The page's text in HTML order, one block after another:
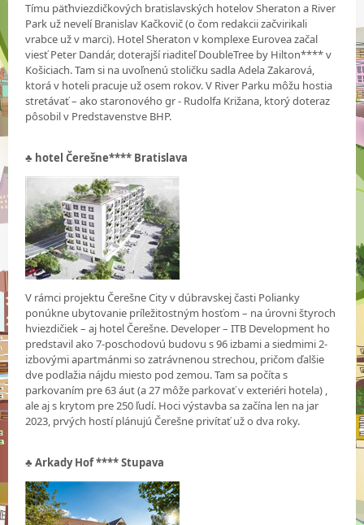
Tímu päťhviezdičkových bratislavských hotelov Sheraton a River
Park už nevelí Branislav Kačkovič (o čom redakcii začvirikali
vrabce už v marci). Hotel Sheraton v komplexe Eurovea začal
viesť Peter Dandár, doterajší riaditeľ DoubleTree by Hilton**** v
Košiciach. Tam si na uvoľnenú stoličku sadla Adela Zakarová,
ktorá v hoteli pracuje už osem rokov. V River Parku môžu hostia
stretávať – ako staronového gr - Rudolfa Križana, ktorý doteraz
pôsobil v Predstavenstve BHP.
♣ hotel Čerešne**** Bratislava
V rámci projektu Čerešne City v dúbravskej časti Polianky
ponúkne ubytovanie príležitostným hosťom – na úrovni štyroch
hviezdičiek – aj hotel Čerešne. Developer – ITB Development ho
predstavil ako 7-poschodovú budovu s 96 izbami a siedmimi 2-
izbovými apartmánmi so zatrávnenou strechou, pričom ďalšie
dve podlažia nájdu miesto pod zemou. Tam sa počíta s
parkovaním pre 63 áut (a 27 môže parkovať v exteriéri hotela) ,
ale aj s krytom pre 250 ľudí. Hoci výstavba sa začína len na jar
2023, prvých hostí plánujú Čerešne privítať už o dva roky.
♣Arkady Hof **** Stupava